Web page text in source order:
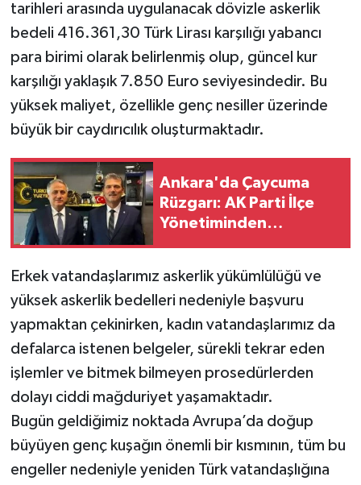
tarihleri arasında uygulanacak dövizle askerlik
bedeli 416.361,30 Türk Lirası karşılığı yabancı
para birimi olarak belirlenmiş olup, güncel kur
karşılığı yaklaşık 7.850 Euro seviyesindedir. Bu
yüksek maliyet, özellikle genç nesiller üzerinde
büyük bir caydırıcılık oluşturmaktadır.
Ankara'da Çaycuma
Rüzgarı: AK Parti İlçe
Yönetiminden
Çıkarma
Erkek vatandaşlarımız askerlik yükümlülüğü ve
yüksek askerlik bedelleri nedeniyle başvuru
yapmaktan çekinirken, kadın vatandaşlarımız da
defalarca istenen belgeler, sürekli tekrar eden
işlemler ve bitmek bilmeyen prosedürlerden
dolayı ciddi mağduriyet yaşamaktadır.
Bugün geldiğimiz noktada Avrupa’da doğup
büyüyen genç kuşağın önemli bir kısmının, tüm bu
engeller nedeniyle yeniden Türk vatandaşlığına